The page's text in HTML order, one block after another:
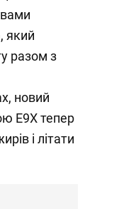
який
разом з
новий
E9X тепер
і літати